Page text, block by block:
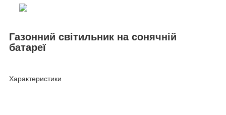
Газонний світильник на сонячній
батареї
Характеристики